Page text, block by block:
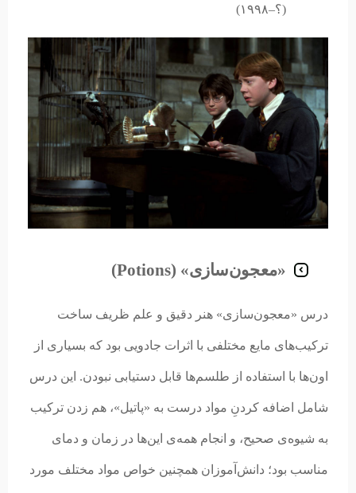
(؟–۱۹۹۸)
«معجون‌سازی» (Potions)
درس «معجون‌سازی» هنر دقیق و علم ظریف ساخت
ترکیب‌های مایع مختلفی با اثرات جادویی بود که بسیاری از
اون‌ها با استفاده از طلسم‌ها قابل دستیابی نبودن. این درس
شامل اضافه کردنِ مواد درست به «پاتیل»، هم زدن ترکیب
به شیوه‌ی صحیح، و انجام همه‌ی این‌ها در زمان و دمای
مناسب بود؛ دانش‌آموزان همچنین خواص مواد مختلف مورد